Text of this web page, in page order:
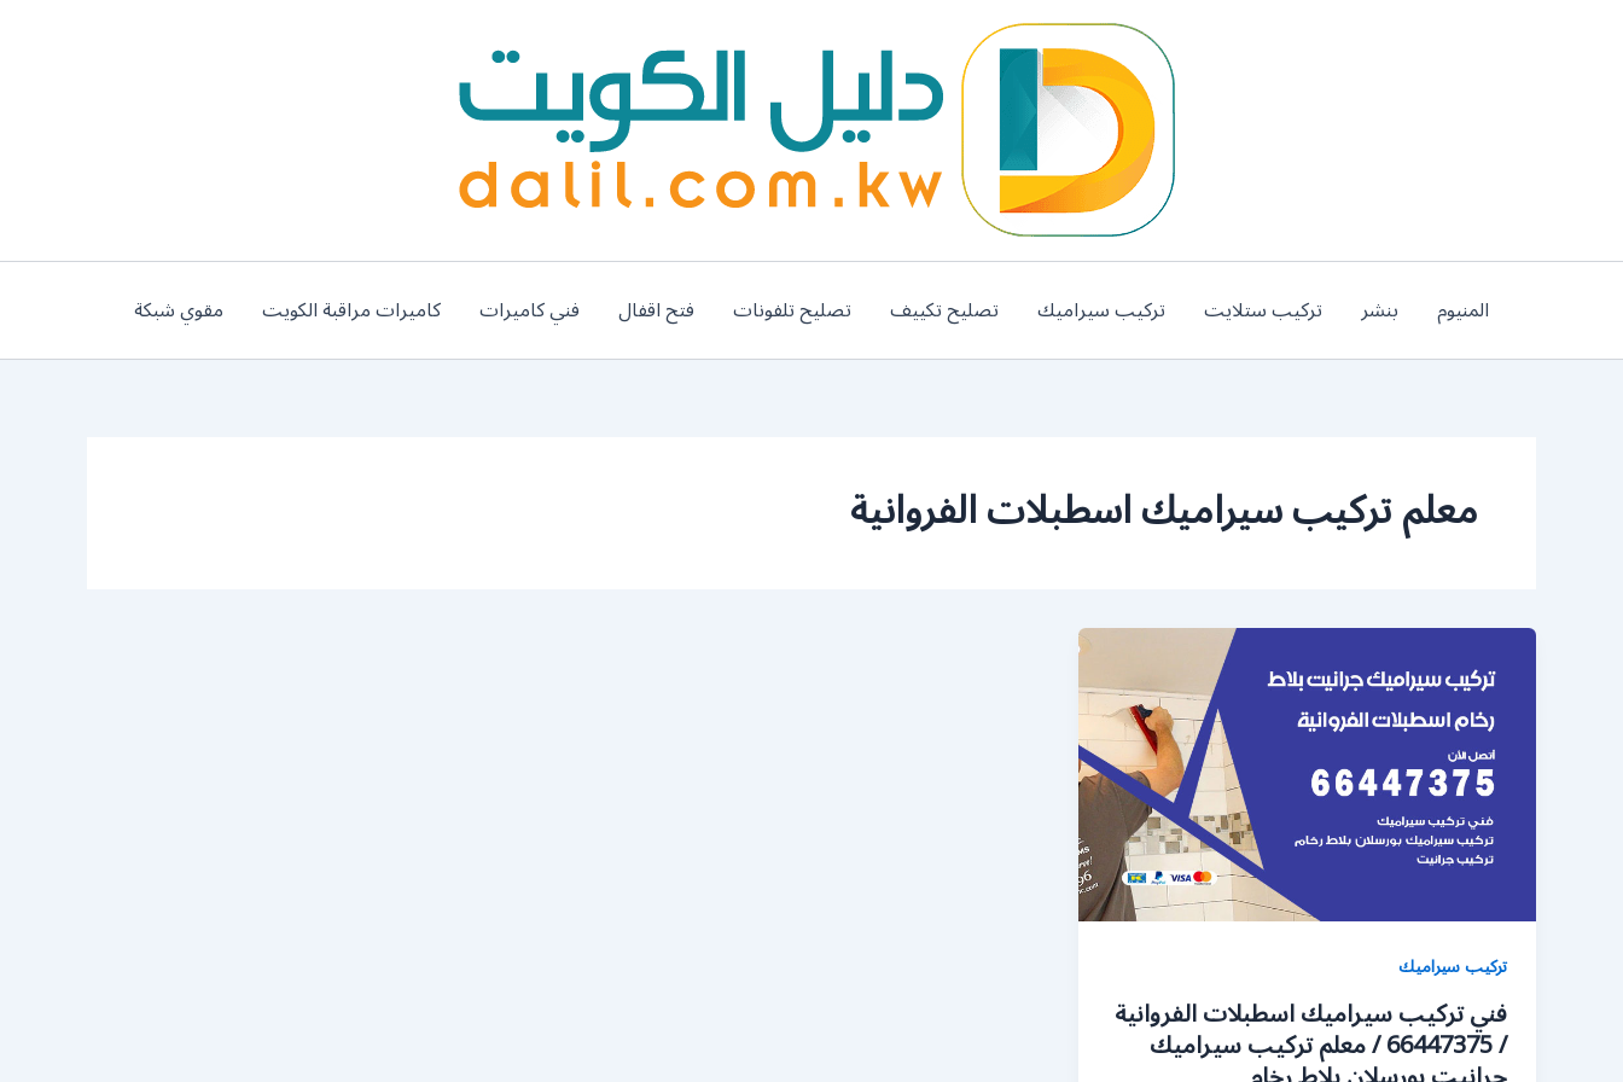
المنيوم بنشر تركيب ستلايت تركيب سيراميك تصليح تكييف تصليح تلفونات فتح اقفال فني كاميرات كاميرات مراقبة الكويت مقوي شبكة
معلم تركيب سيراميك اسطبلات الفروانية
تركيب سيراميك
فني تركيب سيراميك اسطبلات الفروانية
/ 66447375 / معلم تركيب سيراميك